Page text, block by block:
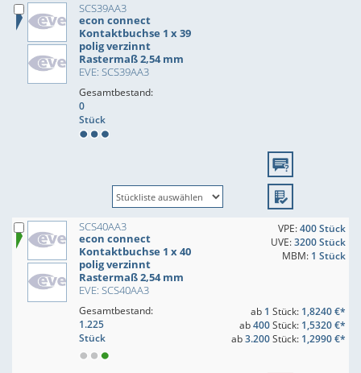
SCS39AA3
econ connect
Kontaktbuchse 1 x 39
polig verzinnt
Rastermaß 2,54 mm
EVE: SCS39AA3
Gesamtbestand:
0
Stück
SCS40AA3
econ connect
Kontaktbuchse 1 x 40
polig verzinnt
Rastermaß 2,54 mm
EVE: SCS40AA3
VPE:400 Stück
UVE:3200 Stück
MBM: 1 Stück
Gesamtbestand:
1.225
Stück
ab 1 Stück: 1,8240 €*
ab400Stück: 1,5320 €*
ab3.200Stück: 1,2990 €*